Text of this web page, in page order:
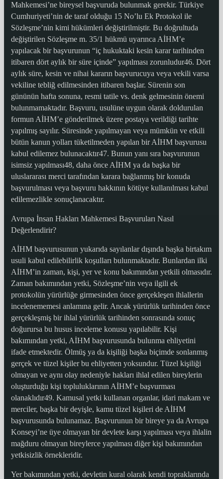
Mahkemesi’ne bireysel başvuruda bulunmak gerekir. Türkiye
Cumhuriyeti’nin de taraf olduğu 15 No’lu Ek Protokol ile
Sözleşme’nin kimi hükümleri değiştirilmiştir. Bu doğrultuda
değiştirilen Sözleşme m. 35/1 hükmü uyarınca AİHM’e
yapılacak bir başvurunun “iç hukuktaki kesin karar tarihinden
itibaren dört aylık bir süre içinde” yapılması zorunludur46. Dört
aylık süre, kesin ve nihai kararın başvurucuya veya vekili varsa
vekiline tebliğ edilmesinden itibaren başlar. Sürenin son
gününün hafta sonuna, resmi tatile vs. denk gelmesinin önemi
bulunmamaktadır. Başvuru, usulüne uygun olarak doldurulan
formun AİHM’e gönderilmek üzere postaya verildiği tarihte
yapılmış sayılır. Süresinde yapılmayan veya mümkün ve etkili
bütün kanun yolları tüketilmeden yapılan bir AİHM başvurusu
kabul edilemez bulunacaktır47. Bunun yanı sıra başvurunun
isimsiz yapılması48, daha önce AİHM ya da başka bir
uluslararası merci tarafından karara bağlanmış bir konuda
başvurulması veya başvuru hakkının kötüye kullanılması kabul
edilemezlikle sonuçlanacaktır.
Avrupa İnsan Hakları Mahkemesi Başvuruları Nasıl
Değerlendirir?
AİHM başvurusunun yukarıda sayılanlar dışında başka birtakım
usuli kabul edilebilirlik koşulları bulunmaktadır. Bunlardan ilki
AİHM’in zaman, kişi, yer ve konu bakımından yetkili olmasıdır.
Zaman bakımından yetki, Sözleşme’nin veya ilgili ek
protokolün yürürlüğe girmesinden önce gerçekleşen ihlallerin
incelenememesi anlamına gelir. Ancak yürürlük tarihinden önce
gerçekleşmiş bir ihlal yürürlük tarihinden sonrasında sonuç
doğurursa bu husus inceleme konusu yapılabilir. Kişi
bakımından yetki, AİHM başvurusunda bulunma ehliyetini
ifade etmektedir. Ölmüş ya da kişiliği başka biçimde sonlanmış
gerçek ve tüzel kişiler bu ehliyetten yoksundur. Tüzel kişiliği
olmayan ve aynı olay nedeniyle hakları ihlal edilen bireylerin
oluşturduğu kişi topluluklarının AİHM’e başvurması
olanaklıdır49. Kamusal yetki kullanan organlar, idari makam ve
merciler, başka bir deyişle, kamu tüzel kişileri de AİHM
başvurusunda bulunamaz. Başvurunun bir bireye ya da Avrupa
Konseyi’ne üye olmayan bir devlete karşı yapılması veya ihlalin
mağduru olmayan bireylerce yapılması diğer kişi bakımından
yetkisizlik örnekleridir.
Yer bakımından yetki, devletin kural olarak kendi topraklarında